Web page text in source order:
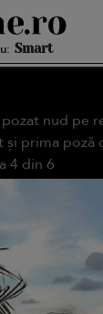
Smart
Sensibilă
nud pe
prima poză
4 din 6